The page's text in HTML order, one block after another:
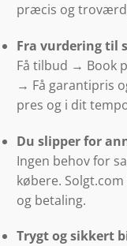
præcis og
Fra vurdering til
Få tilbud → Book
→ Få garantipris
pres og i dit
Du slipper for
Ingen behov for
købere.
og betaling.
Trygt og sikkert